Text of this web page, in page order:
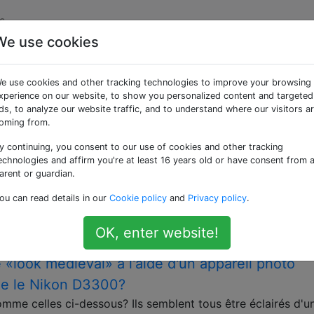
«reverse-
et les techniques qui pourraient être utilisées
avec silhouette et bokeh?
une silhouette et un bokeh à DSLR vs Mirrorless: la
. Les sujets sont aussi sombres que l’arrière-plan, il n’ya
leur tête. Je sais que les cercles jaunes sont de
médiéval» à l'aide d'un appareil photo
le Nikon D3300?
celles ci-dessous? Ils semblent tous être éclairés
use cookies
use cookies and other tracking technologies to improve your browsing
on our website, to show you personalized content and targeted
to analyze our website traffic, and to understand where our visitors
from.
continuing, you consent to our use of cookies and other tracking
and affirm you're at least 16 years old or have consent from a
or guardian.
can read details in our Cookie policy and Privacy policy.
OK, enter website!